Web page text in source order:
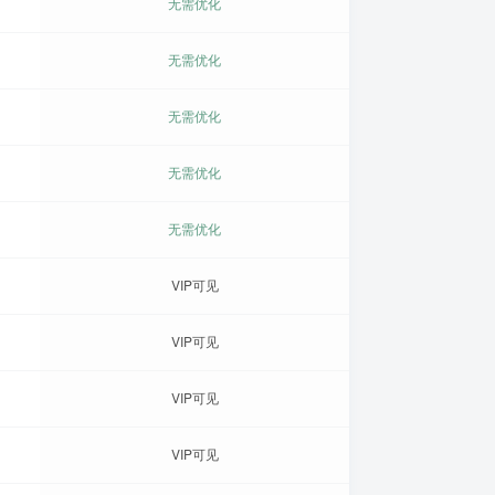
无需优化
无需优化
无需优化
无需优化
VIP可见
VIP可见
VIP可见
VIP可见